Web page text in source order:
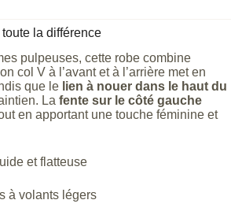
la différence
pulpeuses, cette robe combine
col V à l’avant et à l’arrière met en
que le lien à nouer dans le haut du
La fente sur le côté gauche
en apportant une touche féminine et
et flatteuse
à volants légers